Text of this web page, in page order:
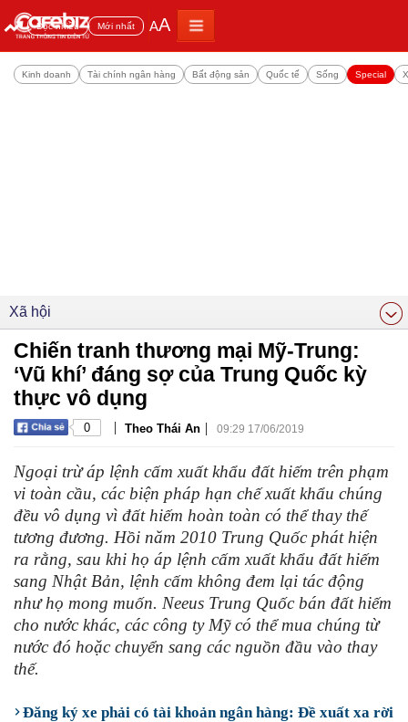
Đọc nhiều Mới nhất AA
Kinh doanh Tài chính ngân hàng Bất động sản Quốc tế Sống Special
Xã hội
Chiến tranh thương mại Mỹ-Trung:
‘Vũ khí’ đáng sợ của Trung Quốc kỳ
thực vô dụng
0 | Theo Thái An | 09:29 17/06/2019
Ngoại trừ áp lệnh cấm xuất khẩu đất hiếm trên phạm
vi toàn cầu, các biện pháp hạn chế xuất khẩu chúng
đều vô dụng vì đất hiếm hoàn toàn có thể thay thế
tương đương. Hồi năm 2010 Trung Quốc phát hiện
ra rằng, sau khi họ áp lệnh cấm xuất khẩu đất hiếm
sang Nhật Bản, lệnh cấm không đem lại tác động
như họ mong muốn. Neeus Trung Quốc bán đất hiếm
cho nước khác, các công ty Mỹ có thể mua chúng từ
nước đó hoặc chuyển sang các nguồn đầu vào thay
thế.
Đăng ký xe phải có tài khoản ngân hàng: Đề xuất xa rời